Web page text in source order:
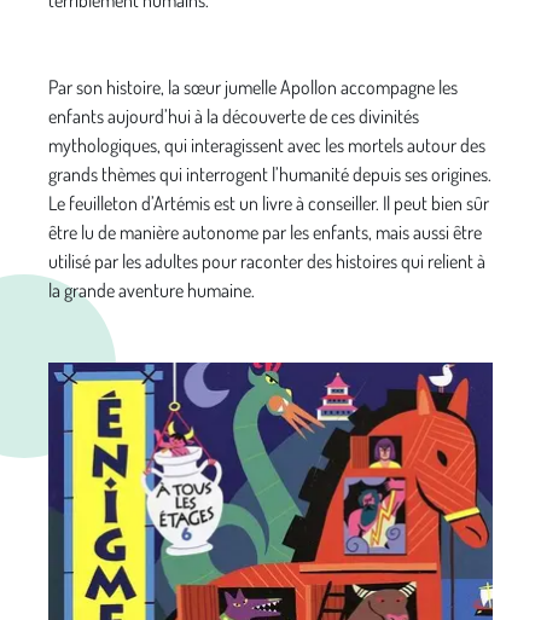
Par son histoire, la sœur jumelle Apollon accompagne les
enfants aujourd’hui à la découverte de ces divinités
mythologiques, qui interagissent avec les mortels autour des
grands thèmes qui interrogent l’humanité depuis ses origines.
Le feuilleton d’Artémis est un livre à conseiller. Il peut bien sûr
être lu de manière autonome par les enfants, mais aussi être
utilisé par les adultes pour raconter des histoires qui relient à
la grande aventure humaine.